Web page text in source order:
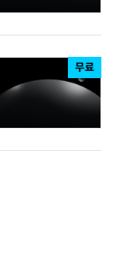
무료